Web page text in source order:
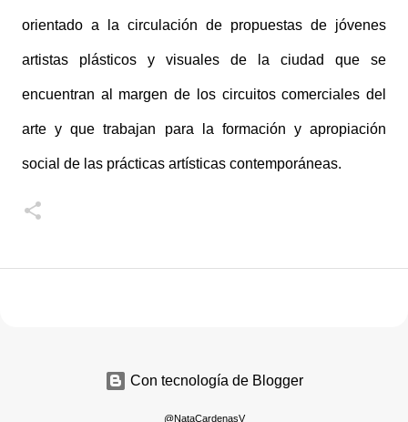
orientado a la circulación de propuestas de jóvenes
artistas plásticos y visuales de la ciudad que se
encuentran al margen de los circuitos comerciales del
arte y que trabajan para la formación y apropiación
social de las prácticas artísticas contemporáneas.
Con tecnología de Blogger
@NataCardenasV